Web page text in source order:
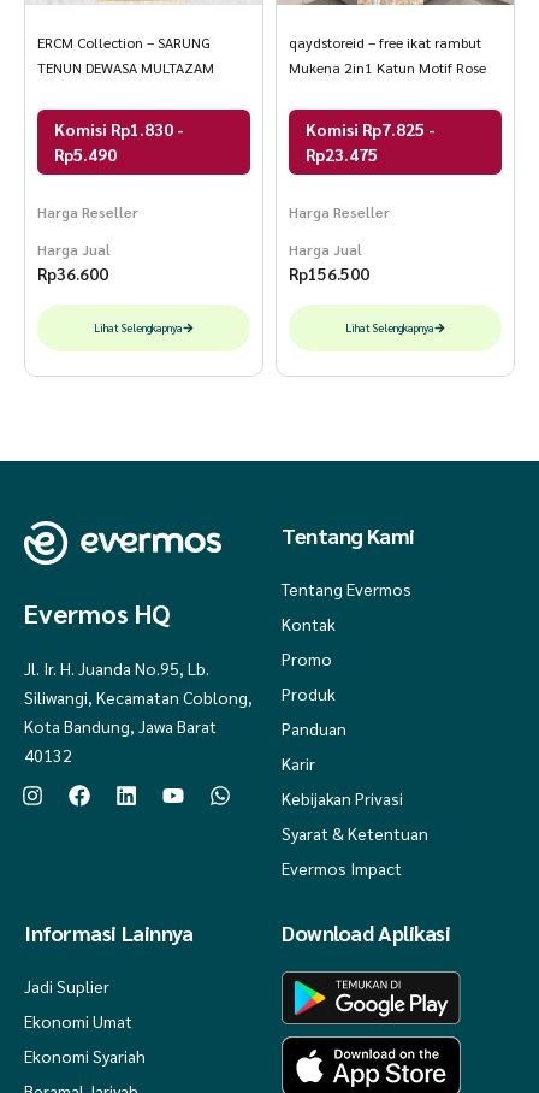
ERCM Collection – SARUNG
TENUN DEWASA MULTAZAM
Komisi Rp1.830 -
Rp5.490
Harga Reseller
Harga Jual
Rp36.600
Lihat Selengkapnya
qaydstoreid – free ikat rambut
Mukena 2in1 Katun Motif Rose
Komisi Rp7.825 -
Rp23.475
Harga Reseller
Harga Jual
Rp156.500
Lihat Selengkapnya
Evermos HQ
Jl. Ir. H. Juanda No.95, Lb.
Siliwangi, Kecamatan Coblong,
Kota Bandung, Jawa Barat
40132
Tentang Kami
Tentang Evermos
Kontak
Promo
Produk
Panduan
Karir
Kebijakan Privasi
Syarat & Ketentuan
Evermos Impact
Informasi Lainnya
Jadi Suplier
Ekonomi Umat
Ekonomi Syariah
Download Aplikasi